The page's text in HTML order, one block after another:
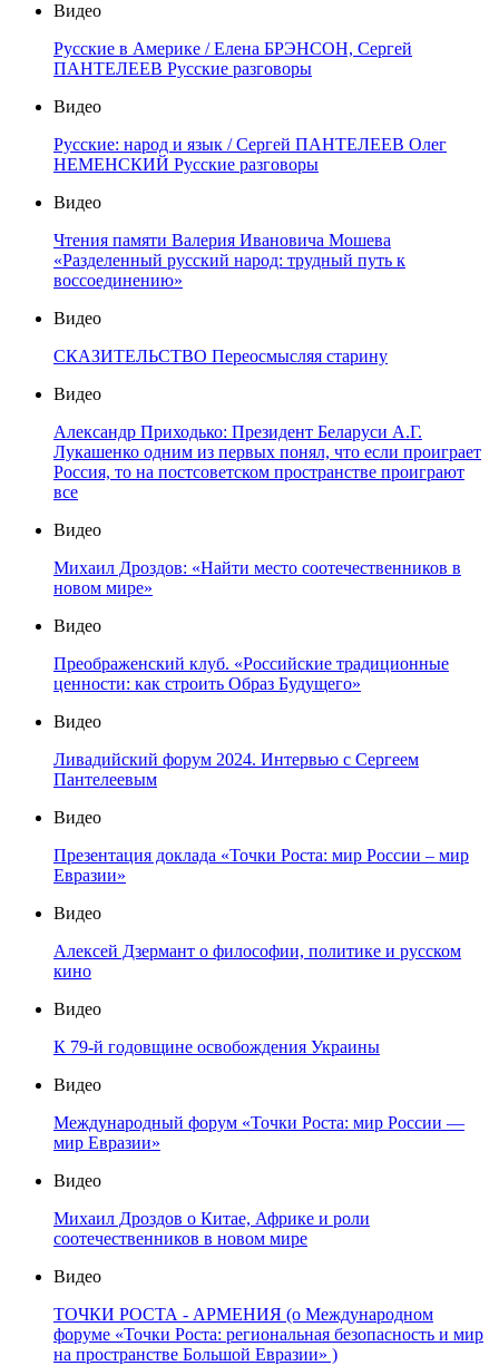
Видео
Русские в Америке / Елена БРЭНСОН, Сергей
ПАНТЕЛЕЕВ Русские разговоры
Видео
Русские: народ и язык / Сергей ПАНТЕЛЕЕВ Олег
НЕМЕНСКИЙ Русские разговоры
Видео
Чтения памяти Валерия Ивановича Мошева
«Разделенный русский народ: трудный путь к
воссоединению»
Видео
СКАЗИТЕЛЬСТВО Переосмысляя старину
Видео
Александр Приходько: Президент Беларуси А.Г.
Лукашенко одним из первых понял, что если проиграет
Россия, то на постсоветском пространстве проиграют
все
Видео
Михаил Дроздов: «Найти место соотечественников в
новом мире»
Видео
Преображенский клуб. «Российские традиционные
ценности: как строить Образ Будущего»
Видео
Ливадийский форум 2024. Интервью с Сергеем
Пантелеевым
Видео
Презентация доклада «Точки Роста: мир России – мир
Евразии»
Видео
Алексей Дзермант о философии, политике и русском
кино
Видео
К 79-й годовщине освобождения Украины
Видео
Международный форум «Точки Роста: мир России —
мир Евразии»
Видео
Михаил Дроздов о Китае, Африке и роли
соотечественников в новом мире
Видео
ТОЧКИ РОСТА - АРМЕНИЯ (о Международном
форуме «Точки Роста: региональная безопасность и мир
на пространстве Большой Евразии» )